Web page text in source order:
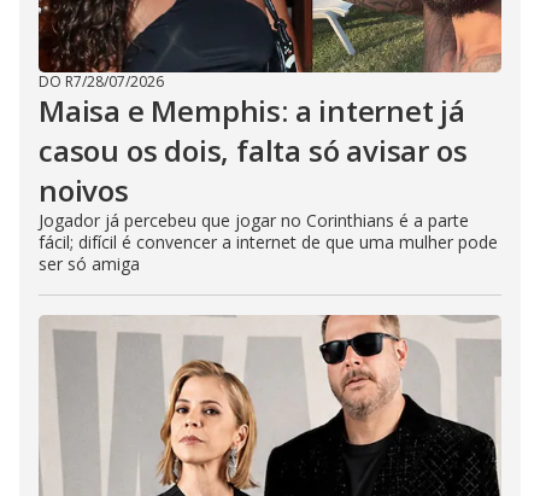
DO R7/28/07/2026
Maisa e Memphis: a internet já
casou os dois, falta só avisar os
noivos
Jogador já percebeu que jogar no Corinthians é a parte
fácil; difícil é convencer a internet de que uma mulher pode
ser só amiga